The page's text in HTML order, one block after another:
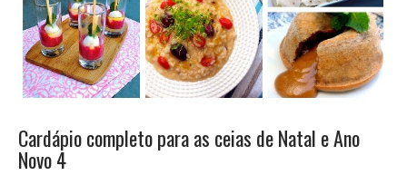
Cardápio completo para as ceias de Natal e Ano
Novo 4